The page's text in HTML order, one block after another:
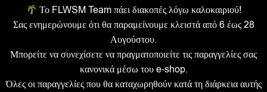
Το FLWSM Team πάει διακοπές λόγω καλοκαιριού!
Σας ενημερώνουμε ότι θα παραμείνουμε κλειστά από 6 έως 28
Αυγούστου.
Μπορείτε να συνεχίσετε να πραγματοποιείτε τις παραγγελίες σας
κανονικά μέσω του e-shop.
Όλες οι παραγγελίες που θα καταχωρηθούν κατά τη διάρκεια αυτής